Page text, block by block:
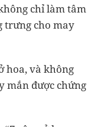
chỉ làm tâm
trưng cho may
hoa, và không
mắn được chứng